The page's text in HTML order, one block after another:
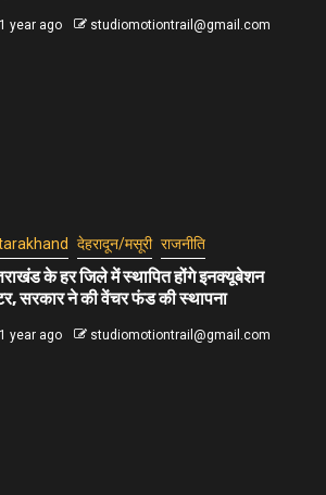
1 year ago studiomotiontrail@gmail.com
देहरादून/मसूरी राजनीति
के हर जिले में स्थापित होंगे इनक्यूबेशन
सरकार ने की वेंचर फंड की स्थापना
1 year ago studiomotiontrail@gmail.com